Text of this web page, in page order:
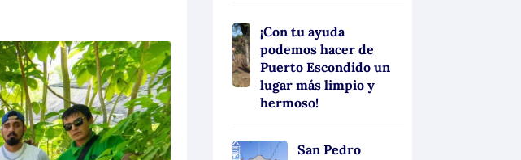
¡Con tu ayuda
podemos hacer de
Puerto Escondido un
lugar más limpio y
hermoso!
San Pedro